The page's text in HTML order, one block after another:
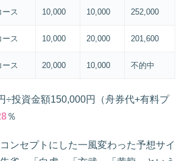
ース 10,000 10,000 252,000
ース 10,000 20,000 201,600
ース 20,000 10,000 不的中
÷投資金額150,000円（舟券代+有料プ
％
ンセプトにした一風変わった予想サイ